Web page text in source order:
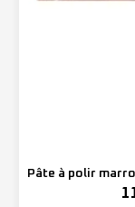
Pâte à polir